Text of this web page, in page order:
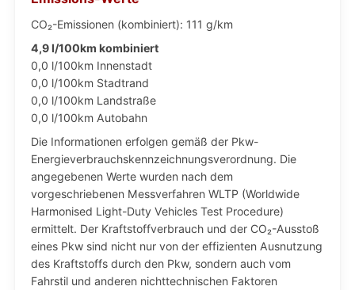
CO₂-Emissionen (kombiniert): 111 g/km
4,9 l/100km kombiniert
0,0 l/100km Innenstadt
0,0 l/100km Stadtrand
0,0 l/100km Landstraße
0,0 l/100km Autobahn
Die Informationen erfolgen gemäß der Pkw-
Energieverbrauchskennzeichnungsverordnung. Die
angegebenen Werte wurden nach dem
vorgeschriebenen Messverfahren WLTP (Worldwide
Harmonised Light-Duty Vehicles Test Procedure)
ermittelt. Der Kraftstoffverbrauch und der CO₂-Ausstoß
eines Pkw sind nicht nur von der effizienten Ausnutzung
des Kraftstoffs durch den Pkw, sondern auch vom
Fahrstil und anderen nichttechnischen Faktoren